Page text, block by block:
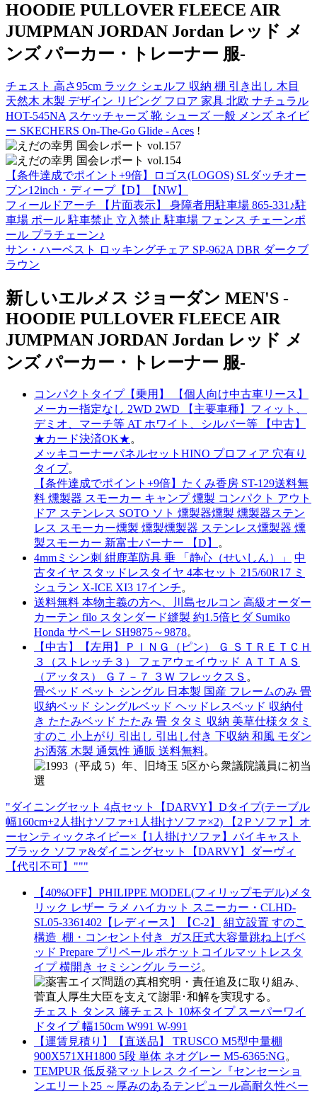
HOODIE PULLOVER FLEECE AIR
JUMPMAN JORDAN Jordan レッド メ
ンズ パーカー・トレーナー 服-
チェスト 高さ95cm ラック シェルフ 収納 棚 引き出し 木目
天然木 木製 デザイン リビング フロア 家具 北欧 ナチュラル
HOT-545NA スケッチャーズ 靴 シューズ 一般 メンズ ネイビ
ー SKECHERS On-The-Go Glide - Aces !
【条件達成でポイント+9倍】ロゴス(LOGOS) SLダッチオー
ブン12inch・ディープ【D】【NW】
フィールドアーチ 【片面表示】 身障者用駐車場 865-331♪駐
車場 ポール 駐車禁止 立入禁止 駐車場 フェンス チェーンポ
ール プラチェーン♪
サン・ハーベスト ロッキングチェア SP-962A DBR ダークブ
ラウン
新しいエルメス ジョーダン MEN'S -
HOODIE PULLOVER FLEECE AIR
JUMPMAN JORDAN Jordan レッド メ
ンズ パーカー・トレーナー 服-
コンパクトタイプ【乗用】 【個人向け中古車リース】
メーカー指定なし 2WD 2WD 【主要車種】フィット、
デミオ、マーチ等 AT ホワイト、シルバー等 【中古】
★カード決済OK★。
メッキコーナーパネルセットHINO プロフィア 穴有り
タイプ。
【条件達成でポイント+9倍】たくみ香房 ST-129送料無
料 燻製器 スモーカー キャンプ 燻製 コンパクト アウト
ドア ステンレス SOTO ソト 燻製器燻製 燻製器ステン
レス スモーカー燻製 燻製燻製器 ステンレス燻製器 燻
製スモーカー 新富士バーナー 【D】 。
4mmミシン刺 紺鹿革防具 垂 「静心（せいしん）」
中
古タイヤ スタッドレスタイヤ 4本セット 215/60R17 ミ
シュラン X-ICE XI3 17インチ。
送料無料 本物主義の方へ、川島セルコン 高級オーダー
カーテン filo スタンダード縫製 約1.5倍ヒダ Sumiko
Honda サペーレ SH9875～9878。
【中古】【左用】ＰＩＮＧ（ピン） Ｇ ＳＴＲＥＴＣＨ
３（ストレッチ３） フェアウェイウッド ＡＴＴＡＳ
（アッタス） Ｇ７－７ ３Ｗ フレックスＳ 。
畳ベッド ベット シングル 日本製 国産 フレームのみ 畳
収納ベッド シングルベッド ヘッドレスベッド 収納付
き たたみベッド たたみ 畳 タタミ 収納 美草仕様タタミ
すのこ 小上がり 引出し 引出し付き 下収納 和風 モダン
お洒落 木製 通気性 通販 送料無料。
"ダイニングセット 4点セット【DARVY】Dタイプ(テーブル
幅160cm+2人掛けソファ+1人掛けソファ×2) 【2Ｐソファ】オ
ーセンティックネイビー×【1人掛けソファ】バイキャスト
ブラック ソファ&ダイニングセット【DARVY】ダーヴィ
【代引不可】"""
【40%OFF】PHILIPPE MODEL(フィリップモデル)メタ
リック レザー ラメ ハイカット スニーカー・CLHD-
SL05-3361402【レディース】【C-2】
組立設置 すのこ
構造_棚・コンセント付き_ガス圧式大容量跳ね上げベ
ッド Prepare プリペール ポケットコイルマットレスタ
イプ 横開き セミシングル ラージ。
チェスト タンス 籐チェスト 10杯タイプ スーパーワイ
ドタイプ 幅150cm W991 W-991
【運賃見積り】【直送品】 TRUSCO M5型中量棚
900X571XH1800 5段 単体 ネオグレー M5-6365:NG。
TEMPUR 低反発マットレス クイーン『センセーショ
ンエリート25 ～厚みのあるテンピュール高耐久性ベー